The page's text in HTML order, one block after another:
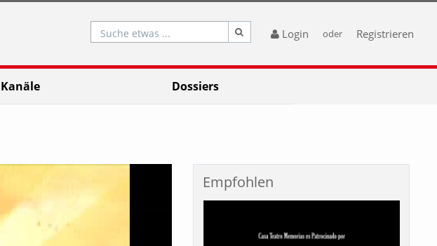
Suche etwas ... Login oder Registrieren
Kanäle Dossiers
Empfohlen